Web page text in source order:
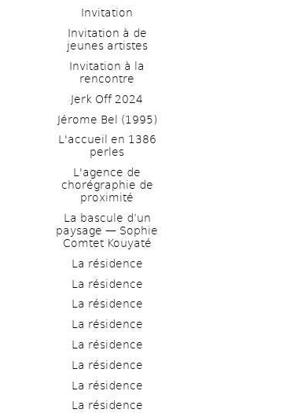
Invitation
Invitation à de
jeunes artistes
Invitation à la
rencontre
Jerk Off 2024
Jérome Bel (1995)
L'accueil en 1386
perles
L'agence de
chorégraphie de
proximité
La bascule d’un
paysage — Sophie
Comtet Kouyaté
La résidence
La résidence
La résidence
La résidence
La résidence
La résidence
La résidence
La résidence